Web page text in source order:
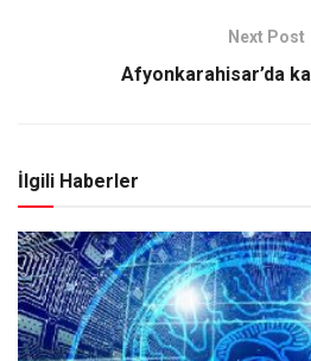
Next Post
Afyonkarahisar’da
İlgili Haberler